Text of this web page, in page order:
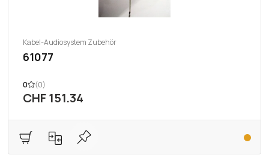
Kabel-Audiosystem Zubehör
61077
0 (0)
CHF 151.34